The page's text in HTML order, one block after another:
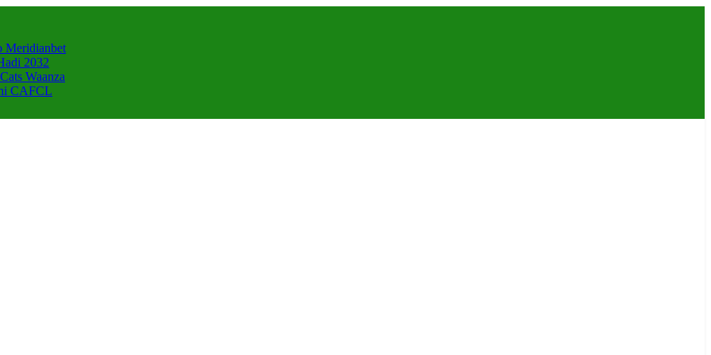
Meridianbet
2032
Waanza
CAFCL